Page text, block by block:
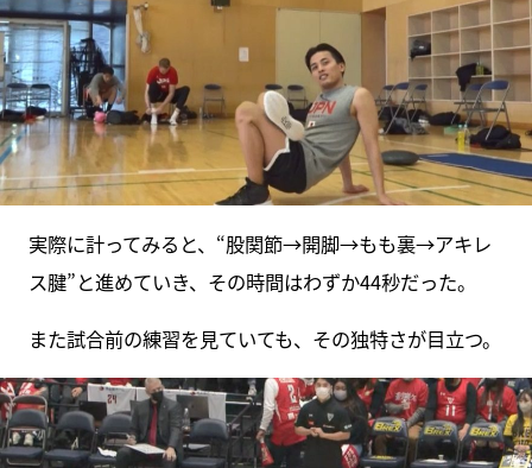
実際に計ってみると、“股関節→開脚→もも裏→アキレ
ス腱”と進めていき、その時間はわずか44秒だった。
また試合前の練習を見ていても、その独特さが目立つ。